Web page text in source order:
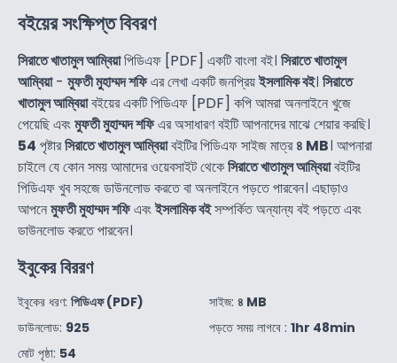
বইয়ের সংক্ষিপ্ত বিবরণ
সিরাতে খাতামুল আম্বিয়াপিডিএফ [PDF] একটি বাংলা বই। সিরাতে খাতামুল
আম্বিয়া- মুফতী মুহাম্মদ শফিএর লেখা একটি জনপ্রিয়ইসলামিক বই। সিরাতে
খাতামুল আম্বিয়াবইয়ের একটি পিডিএফ [PDF] কপি আমরা অনলাইনে খুজে
পেয়েছি এবংমুফতী মুহাম্মদ শফিএর অসাধারণ বইটি আপনাদের মাঝে শেয়ার করছি।
54 পৃষ্টারসিরাতে খাতামুল আম্বিয়াবইটির পিডিএফ সাইজ মাত্র৪ MB। আপনারা
চাইলে যে কোন সময় আমাদের ওয়েবসাইট থেকেসিরাতে খাতামুল আম্বিয়াবইটির
পিডিএফ খুব সহজে ডাউনলোড করতে বা অনলাইনে পড়তে পারবেন। এছাড়াও
আপনেমুফতী মুহাম্মদ শফিএবংইসলামিক বইসম্পর্কিত অন্যান্য বই পড়তে এবং
ডাউনলোড করতে পারবেন।
ইবুকের বিররণ
ইবুকের ধরণ: পিডিএফ (PDF)
ডাউনলোড: 925
মোট পৃষ্ঠা: 54
সাইজ: ৪ MB
পড়তে সময় লাগবে : 1hr 48min